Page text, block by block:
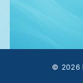
© 2026